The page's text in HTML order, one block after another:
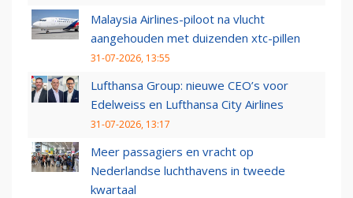
Malaysia Airlines-piloot na vlucht
aangehouden met duizenden xtc-pillen
31-07-2026, 13:55
Lufthansa Group: nieuwe CEO’s voor
Edelweiss en Lufthansa City Airlines
31-07-2026, 13:17
Meer passagiers en vracht op
Nederlandse luchthavens in tweede
kwartaal